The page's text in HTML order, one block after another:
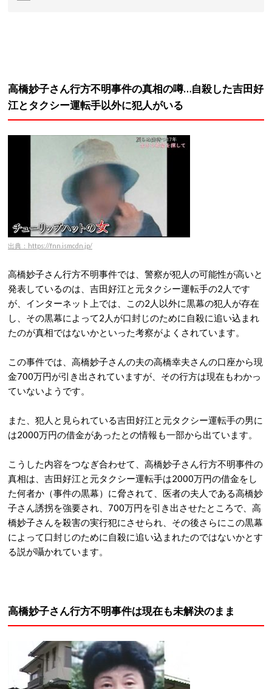
高橋妙子さん行方不明事件の真相の噂…自殺した吉田好
江とタクシー運転手以外に犯人がいる
出典：https://fnn.ismcdn.jp/
高橋妙子さん行方不明事件では、警察が犯人の可能性が高いと
発表しているのは、吉田好江と元タクシー運転手の2人です
が、インターネット上では、この2人以外に黒幕の犯人が存在
し、その黒幕によって2人が口封じのために自殺に追い込まれ
たのが真相ではないかといった考察がよくされています。
この事件では、高橋妙子さんの夫の高橋幸夫さんの口座から現
金700万円が引き出されていますが、その行方は現在もわかっ
ていないようです。
また、犯人と見られている吉田好江と元タクシー運転手の男に
は2000万円の借金があったとの情報も一部から出ています。
こうした内容をつなぎ合わせて、高橋妙子さん行方不明事件の
真相は、吉田好江と元タクシー運転手は2000万円の借金をし
た何者か（事件の黒幕）に脅されて、医者の夫人である高橋妙
子さん誘拐を強要され、700万円を引き出させたところで、高
橋妙子さんを殺害の実行犯にさせられ、その後さらにこの黒幕
によって口封じのために自殺に追い込まれたのではないかとす
る説が囁かれています。
高橋妙子さん行方不明事件は現在も未解決のまま